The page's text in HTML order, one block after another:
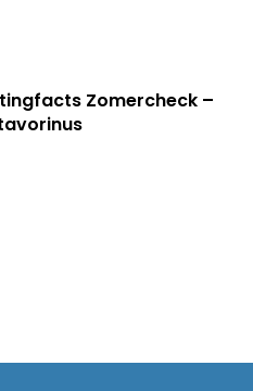
Zomercheck –